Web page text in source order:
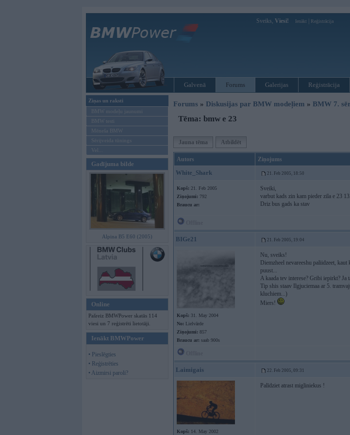
Sveiks, Viesi! Ienākt Reģistrācija
Galvenā Forums Galerijas Reģistrācija
Ziņas un raksti
BMW modeļu jaunumi
BMW testi
Mēneša BMW
Sērijveida tūnings
Vel...
Gadījuma bilde
Alpina B5 E60 (2005)
Online
Pašreiz BMWPower skatās 114
viesi un 7 reģistrēti lietotāji.
Ienākt BMWPower
• Pieslēgties
• Reģistrēties
• Aizmirsi paroli?
Forums » Diskusijas par BMW modeļiem » BMW 7.
Tēma: bmw e 23
Jauna tēma Atbildēt
Autors Ziņojums
White_Shark 21. Feb 2005, 18:50
Kopš: 21. Feb 2005
Ziņojumi: 792
Braucu ar:
Sveiki,
varbut kads zin kam pieder zila e 23
Driz bus gads ka stav
BIGe21 21. Feb 2005, 19:04
Kopš: 31. May 2004
No: Lielvārde
Ziņojumi: 857
Braucu ar: saab 900s
Nu, sveiks!
Diemzheel nevareeshu paliidzeet,
puust...
A kaada tev interese? Gribi iepirkt? Ja
Tip shis staav Ilgjuciemaa ar 5.
kluchiem...)
Miers!
Laimigais 22. Feb 2005, 09:31
Kopš: 14. May 2002
Palīdziet atrast migliniekus !